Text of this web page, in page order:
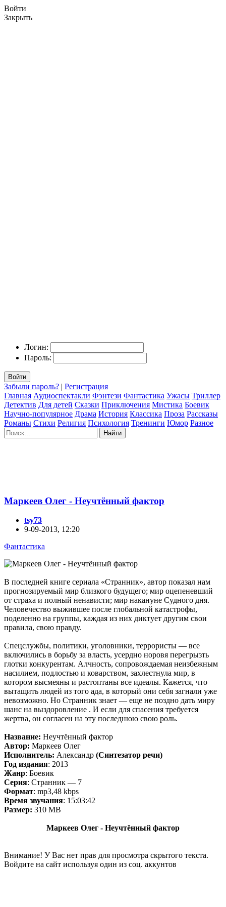
Войти
Закрыть
Логин:
Пароль:
Войти
Забыли пароль? | Регистрация
Главная Аудиоспектакли Фэнтези Фантастика Ужасы Триллер
Детектив Для детей Сказки Приключения Мистика Боевик
Научно-популярное Драма История Классика Проза Рассказы
Романы Стихи Религия Психология Тренинги Юмор Разное
Найти
Маркеев Олег - Неучтённый фактор
tsy73
9-09-2013, 12:20
Фантастика
В последней книге сериала «Странник», автор показал нам
прогнозируемый мир близкого будущего; мир оцепеневший
от страха и полный ненависти; мир накануне Судного дня.
Человечество выжившее после глобальной катастрофы,
поделенно на группы, каждая из них диктует другим свои
правила, свою правду.
Спецслужбы, политики, уголовники, террористы — все
включились в борьбу за власть, усердно норовя перегрызть
глотки конкурентам. Алчность, сопровождаемая неизбежным
насилием, подлостью и коварством, захлестнула мир, в
котором высмеяны и растоптаны все идеалы. Кажется, что
вытащить людей из того ада, в который они себя загнали уже
невозможно. Но Странник знает — еще не поздно дать миру
шанс на выздоровление . И если для спасения требуется
жертва, он согласен на эту последнюю свою роль.
Название: Неучтённый фактор
Автор: Маркеев Олег
Исполнитель: Александр (Синтезатор речи)
Год издания: 2013
Жанр: Боевик
Серия: Странник — 7
Формат: mp3,48 kbps
Время звучания: 15:03:42
Размер: 310 MB
Маркеев Олег - Неучтённый фактор
Внимание! У Вас нет прав для просмотра скрытого текста.
Войдите на сайт используя один из соц. аккунтов